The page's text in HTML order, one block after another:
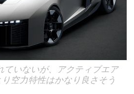
ていないが、アクティブエア
空力特性はかなり良さそう